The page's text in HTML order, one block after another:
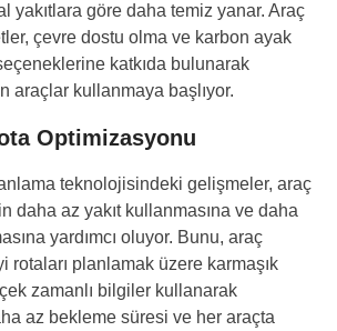
yakıtlara göre daha temiz yanar. Araç
çevre dostu olma ve karbon ayak
katkıda bulunarak
araçlar kullanmaya başlıyor.
Optimizasyonu
teknolojisindeki gelişmeler, araç
daha az yakıt kullanmasına ve daha
yardımcı oluyor. Bunu, araç
rotaları planlamak üzere karmaşık
zamanlı bilgiler kullanarak
az bekleme süresi ve her araçta